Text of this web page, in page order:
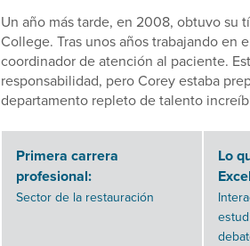
Un año más tarde, en 2008, obtuvo su
College. Tras unos años trabajando en
coordinador de atención al paciente.
responsabilidad, pero Corey estaba
departamento repleto de talento
Primera carrera
profesional:
Sector de la restauración
Lo